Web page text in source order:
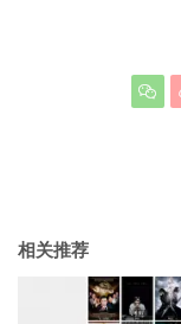

相关推荐